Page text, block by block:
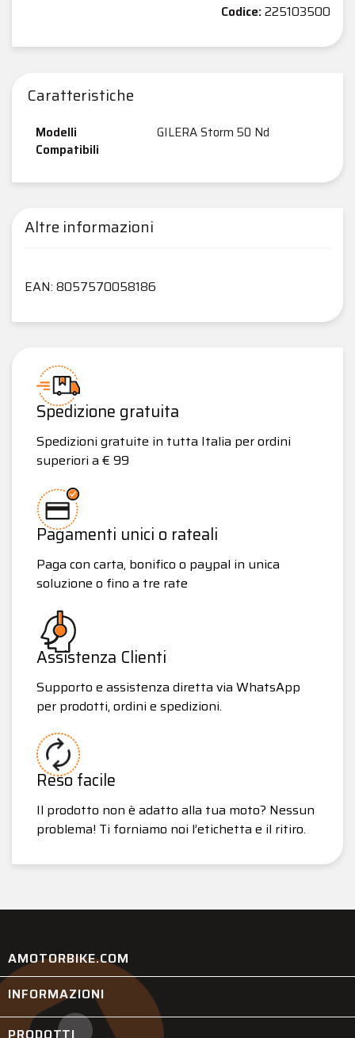
Codice:225103500
Caratteristiche
Modelli
Compatibili
GILERA Storm 50 Nd
Altre informazioni
EAN: 8057570058186
Spedizione gratuita
Spedizioni gratuite in tutta Italia per ordini
superiori a € 99
Pagamenti unici o rateali
Paga con carta, bonifico o paypal in unica
soluzione o fino a tre rate
Assistenza Clienti
Supporto e assistenza diretta via WhatsApp
per prodotti, ordini e spedizioni.
Reso facile
Il prodotto non è adatto alla tua moto? Nessun
problema! Ti forniamo noi l’etichetta e il ritiro.
AMOTORBIKE.COM
INFORMAZIONI